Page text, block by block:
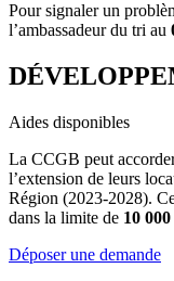
Pour signaler un
l’ambassadeur du tri au
Aides disponibles
La CCGB peut
l’extension de leurs
Région (2023-2028).
dans la limite de 10 000
Déposer une demande